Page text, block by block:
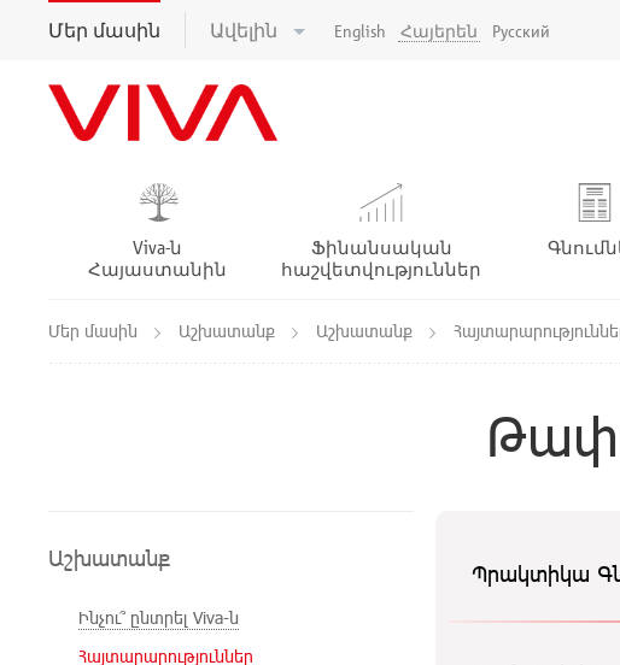
Մեր մասին Ավելին English Հայերեն Русский
Viva-ն
Հայաստանին
Ֆինանսական
հաշվետվություններ
Մեր մասին Աշխատանք Աշխատանք
Աշխատանք
Ինչու՞ ընտրել Viva-ն
Հայտարարություններ
Պրակտիկա